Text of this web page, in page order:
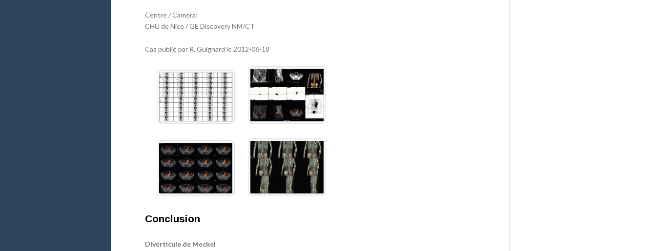
Centre / Camera:
CHU de Nice / GE Discovery NM/CT
Cas publié par R. Guignard le 2012-06-18
Conclusion
Diverticule de Meckel